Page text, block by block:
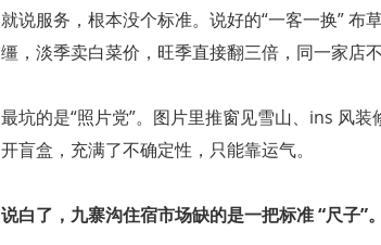
就说服务，根本没个标准。说好的“一客一换”
缰，淡季卖白菜价，旺季直接翻三倍，同一家店
最坑的是“照片党”。图片里推窗见雪山、ins 风
开盲盒，充满了不确定性，只能靠运气。
说白了，九寨沟住宿市场缺的是一把标准“尺子”。